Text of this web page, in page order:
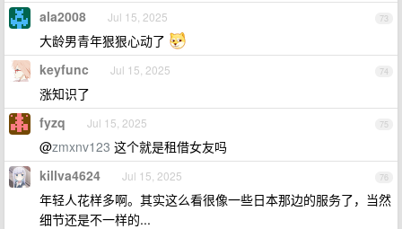
73
ala2008 Jul 15, 2025
大龄男青年狠狠心动了
74
keyfunc Jul 15, 2025
涨知识了
75
fyzq Jul 15, 2025
@zmxnv123 这个就是租借女友吗
76
killva4624 Jul 15, 2025
年轻人花样多啊。其实这么看很像一些日本那边的服务了，当然
细节还是不一样的...